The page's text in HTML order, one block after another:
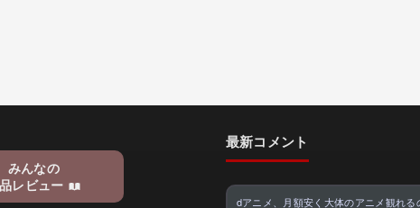
みんなの
レビュー
最新コメント
dアニメ、月額安く大体のアニメ観れる